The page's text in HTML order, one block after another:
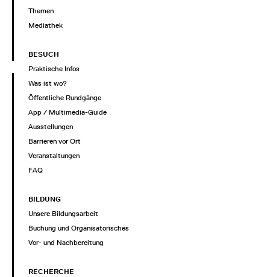
Themen
Mediathek
BESUCH
Praktische Infos
Was ist wo?
Öffentliche Rundgänge
App / Multimedia-Guide
Ausstellungen
Barrieren vor Ort
Veranstaltungen
FAQ
BILDUNG
Unsere Bildungsarbeit
Buchung und Organisatorisches
Vor- und Nachbereitung
RECHERCHE